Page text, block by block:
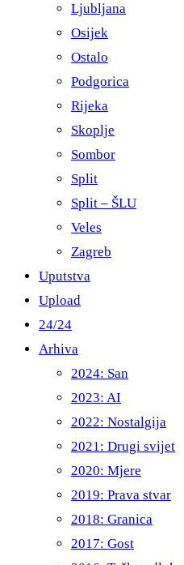
Ljubljana
Osijek
Ostalo
Podgorica
Rijeka
Skoplje
Sombor
Split
Split – ŠLU
Veles
Zagreb
Uputstva
Upload
24/24
Arhiva
2024: San
2023: AI
2022: Nostalgija
2021: Drugi svijet
2020: Mjere
2019: Prava stvar
2018: Granica
2017: Gost